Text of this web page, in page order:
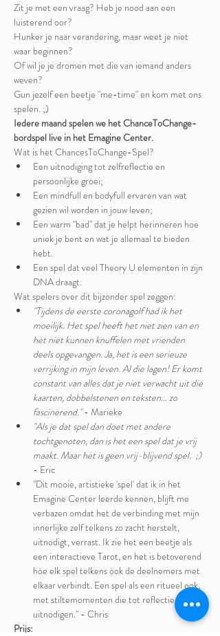
Zit je met een vraag? Heb je nood aan een
luisterend oor?
Hunker je naar verandering, maar weet je niet
waar beginnen?
Of wil je je dromen met die van iemand anders
weven?
Gun jezelf een beetje "me-time" en kom met ons
spelen. ;)
Iedere maand spelen we het ChanceToChange-
bordspel live in het Emagine Center.
Wat is het ChancesToChange-Spel?
Een uitnodiging tot zelfreflectie en
persoonlijke groei;
Een mindfull en bodyfull ervaren van wat
gezien wil worden in jouw leven;
Een warm "bad" dat je helpt herinneren hoe
uniek je bent en wat je allemaal te bieden
hebt.
Een spel dat veel Theory U elementen in zijn
DNA draagt.
Wat spelers over dit bijzonder spel zeggen:
"Tijdens de eerste coronagolf had ik het
moeilijk. Het spel heeft het niet zien van en
het niet kunnen knuffelen met vrienden
deels opgevangen. Ja, het is een serieuze
verrijking in mijn leven. Al die lagen! Er komt
constant van alles dat je niet verwacht uit die
kaarten, dobbelstenen en teksten… zo
fascinerend." - Marieke
"Als je dat spel dan doet met andere
tochtgenoten, dan is het een spel dat je vrij
maakt. Maar het is geen vrij-blijvend spel.  ;)
- Eric
"Dit mooie, artistieke 'spel' dat ik in het
Emagine Center leerde kennen, blijft me
verbazen omdat het de verbinding met mijn
innerlijke zelf telkens zo zacht herstelt,
uitnodigt, verrast. Ik zie het een beetje als
een interactieve Tarot, en het is betoverend
hoe elk spel telkens ook de deelnemers met
elkaar verbindt. Een spel als een ritueel ook,
met stiltemomenten die tot reflectie
uitnodigen." - Chris
Prijs: